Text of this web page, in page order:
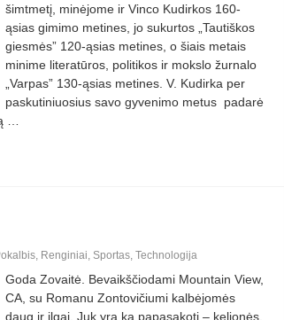
šimtmetį, minėjome ir Vinco Kudirkos 160-
ąsias gimimo metines, jo sukurtos „Tautiškos
giesmės” 120-ąsias metines, o šiais metais
minime literatūros, politikos ir mokslo žurnalo
„Varpas” 130-ąsias metines. V. Kudirka per
paskutiniuosius savo gyvenimo metus padarė
…
, Renginiai Sportas, Technologija
Goda Zovaitė. Bevaikščiodami Mountain View,
CA, su Romanu Zontovičiumi kalbėjomės
daug ir ilgai. Juk yra ką papasakoti – kelionės,